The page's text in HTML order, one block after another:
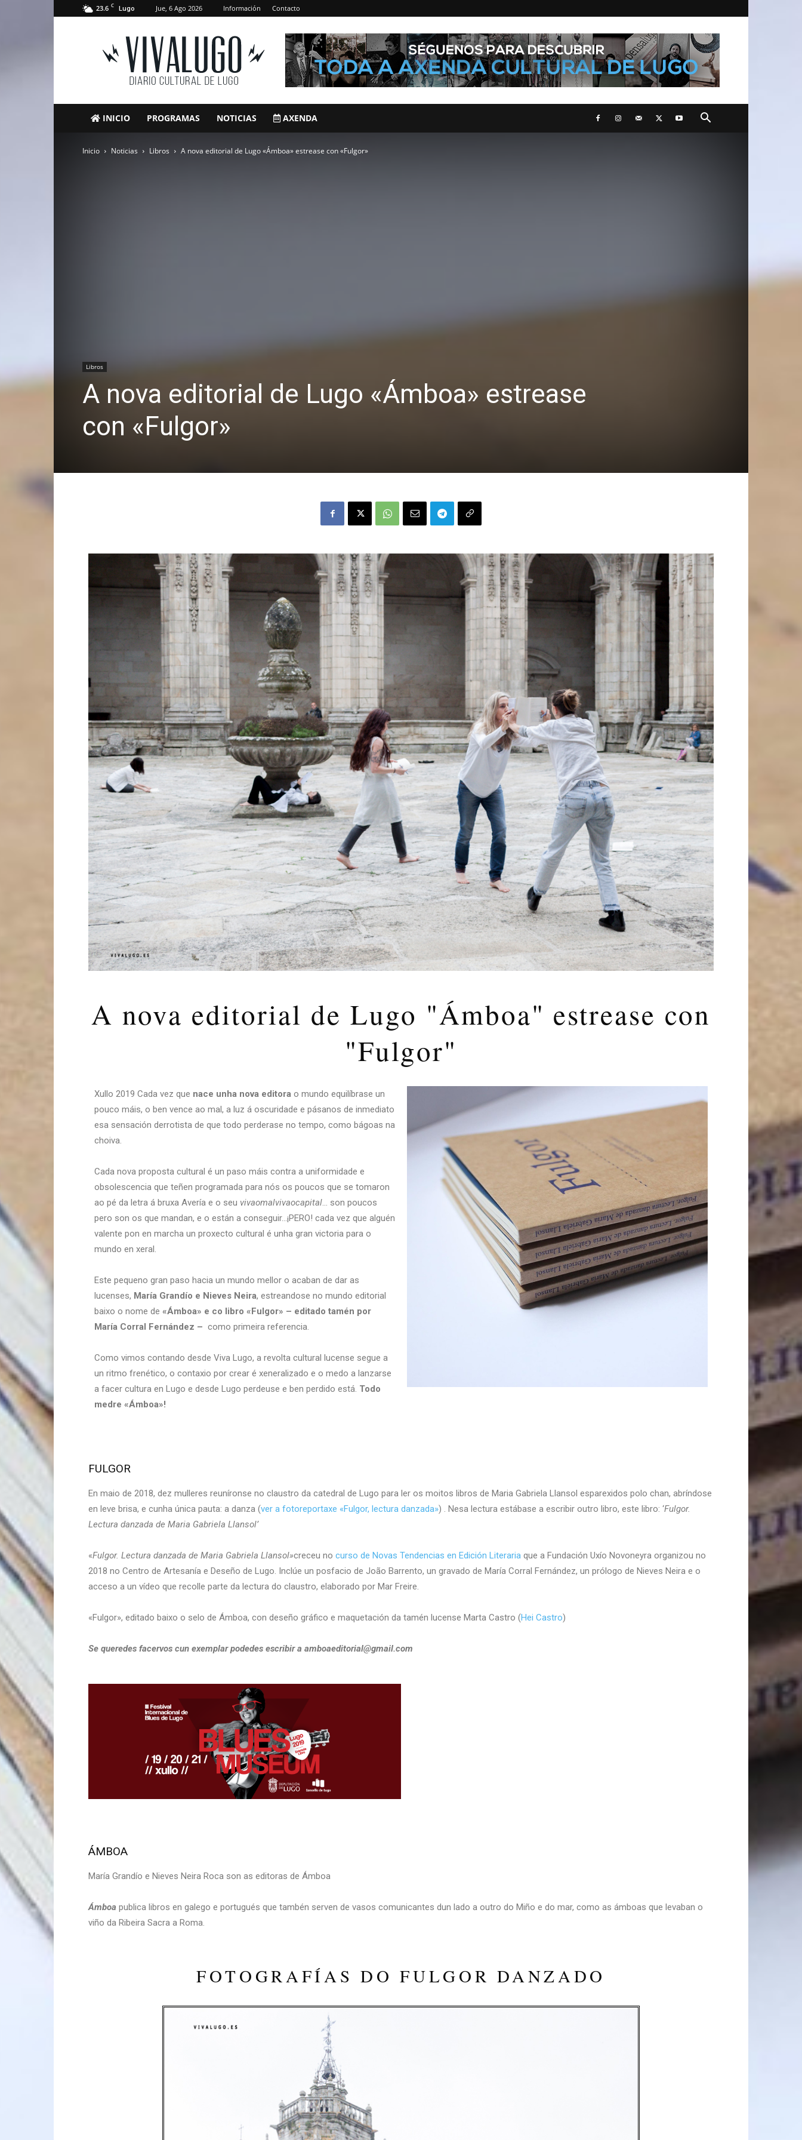
23.6 C Lugo Jue, 6 Ago 2026 Información Contacto
VivaLugo
INICIO PROGRAMAS NOTICIAS AXENDA
Inicio Noticias Libros A nova editorial de Lugo «Ámboa» estrease con «Fulgor»
Libros
A nova editorial de Lugo «Ámboa» estrease
con «Fulgor»
A nova editorial de Lugo "Ámboa" estrease con
"Fulgor"
Xullo 2019 Cada vez que nace unha nova editora o mundo equilíbrase un
pouco máis, o ben vence ao mal, a luz á oscuridade e pásanos de inmediato
esa sensación derrotista de que todo perderase no tempo, como bágoas na
choiva.
Cada nova proposta cultural é un paso máis contra a uniformidade e
obsolescencia que teñen programada para nós os poucos que se tomaron
ao pé da letra á bruxa Avería e o seu vivaomalvivaocapital… son poucos
pero son os que mandan, e o están a conseguir…¡PERO! cada vez que alguén
valente pon en marcha un proxecto cultural é unha gran victoria para o
mundo en xeral.
Este pequeno gran paso hacia un mundo mellor o acaban de dar as
lucenses, María Grandío e Nieves Neira, estreandose no mundo editorial
baixo o nome de «Ámboa» e co libro «Fulgor» – editado tamén por
María Corral Fernández – como primeira referencia.
Como vimos contando desde Viva Lugo, a revolta cultural lucense segue a
un ritmo frenético, o contaxio por crear é xeneralizado e o medo a lanzarse
a facer cultura en Lugo e desde Lugo perdeuse e ben perdido está. Todo
medre «Ámboa»!
FULGOR
En maio de 2018, dez mulleres reuníronse no claustro da catedral de Lugo para ler os moitos libros de Maria Gabriela Llansol esparexidos polo chan, abríndose
en leve brisa, e cunha única pauta: a danza (ver a fotoreportaxe «Fulgor, lectura danzada») . Nesa lectura estábase a escribir outro libro, este libro: ‘Fulgor.
Lectura danzada de Maria Gabriela Llansol’
«Fulgor. Lectura danzada de Maria Gabriela Llansol»creceu no curso de Novas Tendencias en Edición Literaria que a Fundación Uxío Novoneyra organizou no
2018 no Centro de Artesanía e Deseño de Lugo. Inclúe un posfacio de João Barrento, un gravado de María Corral Fernández, un prólogo de Nieves Neira e o
acceso a un vídeo que recolle parte da lectura do claustro, elaborado por Mar Freire.
«Fulgor», editado baixo o selo de Ámboa, con deseño gráfico e maquetación da tamén lucense Marta Castro (Hei Castro)
Se queredes facervos cun exemplar podedes escribir a amboaeditorial@gmail.com
ÁMBOA
María Grandío e Nieves Neira Roca son as editoras de Ámboa
Ámboa publica libros en galego e portugués que tambén serven de vasos comunicantes dun lado a outro do Miño e do mar, como as ámboas que levaban o
viño da Ribeira Sacra a Roma.
FOTOGRAFÍAS DO FULGOR DANZADO